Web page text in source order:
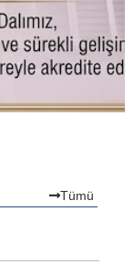
Tümü